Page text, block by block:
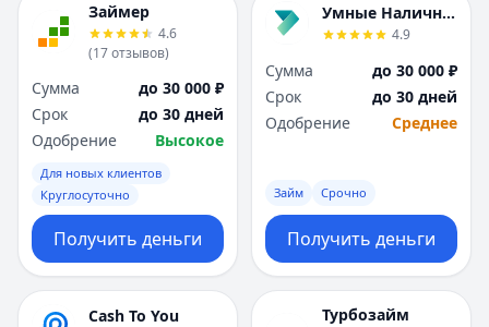
Займер
4.6
(17отзывов)
Сумма
до 30 000 ₽
Срок
до 30 дней
Одобрение
Высокое
Для новых клиентов
Круглосуточно
Получить деньги
Умные Наличные
4.9
Сумма
до 30 000 ₽
Срок
до 30 дней
Одобрение
Среднее
Займ Срочно
Получить деньги
Cash To You Турбозайм